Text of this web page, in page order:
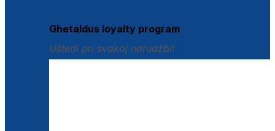
Ghetaldus loyalty program
Uštedi pri svakoj narudžbi!